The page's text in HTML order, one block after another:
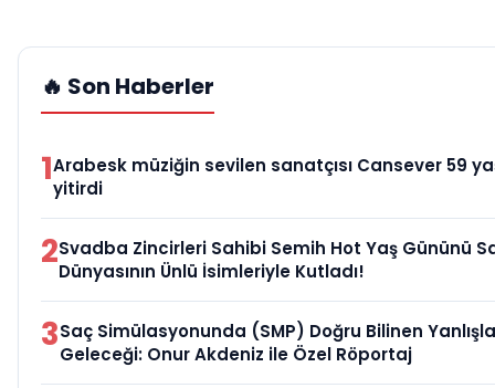
🔥 Son Haberler
1Arabesk müziğin sevilen sanatçısı Cansever 59
yitirdi
2Svadba Zincirleri Sahibi Semih Hot Yaş Gününü
Dünyasının Ünlü İsimleriyle Kutladı!
3Saç Simülasyonunda (SMP) Doğru Bilinen
Geleceği: Onur Akdeniz ile Özel Röportaj